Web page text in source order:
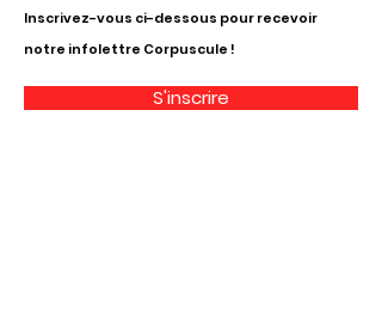
Inscrivez-vous ci-dessous pour recevoir
notre infolettre Corpuscule !
S'inscrire